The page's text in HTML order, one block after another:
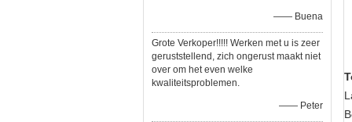
—— Buena
Grote Verkoper!!!!! Werken met u is zeer
geruststellend, zich ongerust maakt niet
over om het even welke
kwaliteitsproblemen.
—— Peter